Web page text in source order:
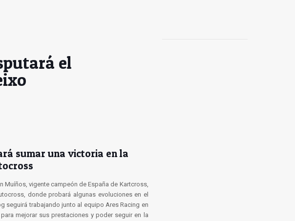
el
sumar una victoria en la
vigente campeón de España de Kartcross,
donde probará algunas evoluciones en el
seguirá trabajando junto al equipo Ares Racing en
mejorar sus prestaciones y poder seguir en la